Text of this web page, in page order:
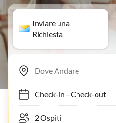
Inviare una
Richiesta
Check-in- Check-out